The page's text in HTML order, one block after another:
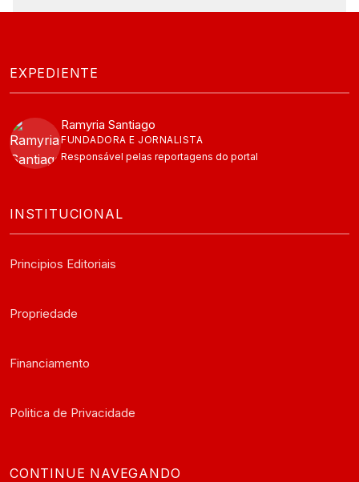
EXPEDIENTE
Ramyria Santiago
FUNDADORA E JORNALISTA
Responsável pelas reportagens do portal
INSTITUCIONAL
Principios Editoriais
Propriedade
Financiamento
Politica de Privacidade
CONTINUE NAVEGANDO